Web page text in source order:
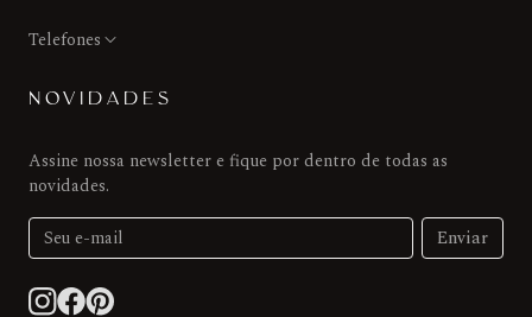
Telefones
NOVIDADES
Assine nossa newsletter e fique por dentro de todas as
novidades.
Enviar